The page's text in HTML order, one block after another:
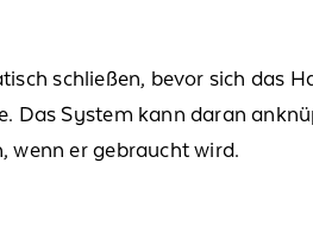
schließen, bevor sich das
Das System kann daran
wenn ergebrauchtwird.